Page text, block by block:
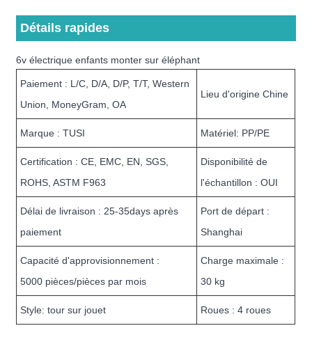
Détails rapides
6v électrique enfants monter sur éléphant
Paiement : L/C, D/A, D/P, T/T, Western
Union, MoneyGram, OA
Lieu d'origine Chine
Marque : TUSI Matériel: PP/PE
Certification : CE, EMC, EN, SGS,
ROHS, ASTM F963
Disponibilité de
l'échantillon : OUI
Délai de livraison : 25-35days après
paiement
Port de départ :
Shanghai
Capacité d'approvisionnement :
5000 pièces/pièces par mois
Charge maximale :
30 kg
Style: tour sur jouet Roues : 4 roues